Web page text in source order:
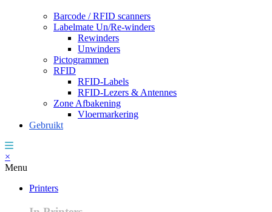
Barcode / RFID scanners
Labelmate Un/Re-winders
Rewinders
Unwinders
Pictogrammen
RFID
RFID-Labels
RFID-Lezers & Antennes
Zone Afbakening
Vloermarkering
Gebruikt
×
Menu
Printers